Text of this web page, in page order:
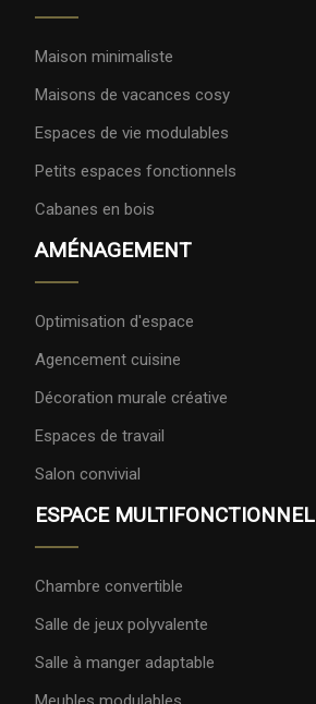
Maison minimaliste
Maisons de vacances cosy
Espaces de vie modulables
Petits espaces fonctionnels
Cabanes en bois
AMÉNAGEMENT
Optimisation d'espace
Agencement cuisine
Décoration murale créative
Espaces de travail
Salon convivial
ESPACE MULTIFONCTIONNEL
Chambre convertible
Salle de jeux polyvalente
Salle à manger adaptable